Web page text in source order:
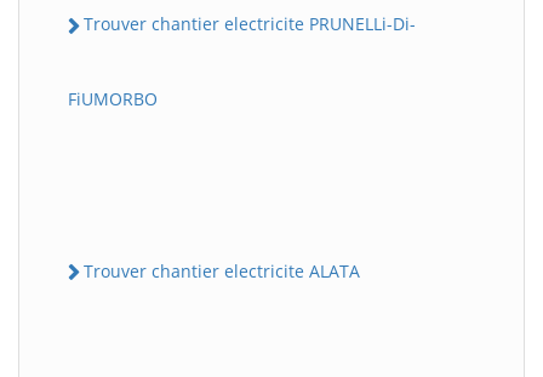
Trouver chantier electricite PRUNELLi-Di-
FiUMORBO
Trouver chantier electricite ALATA